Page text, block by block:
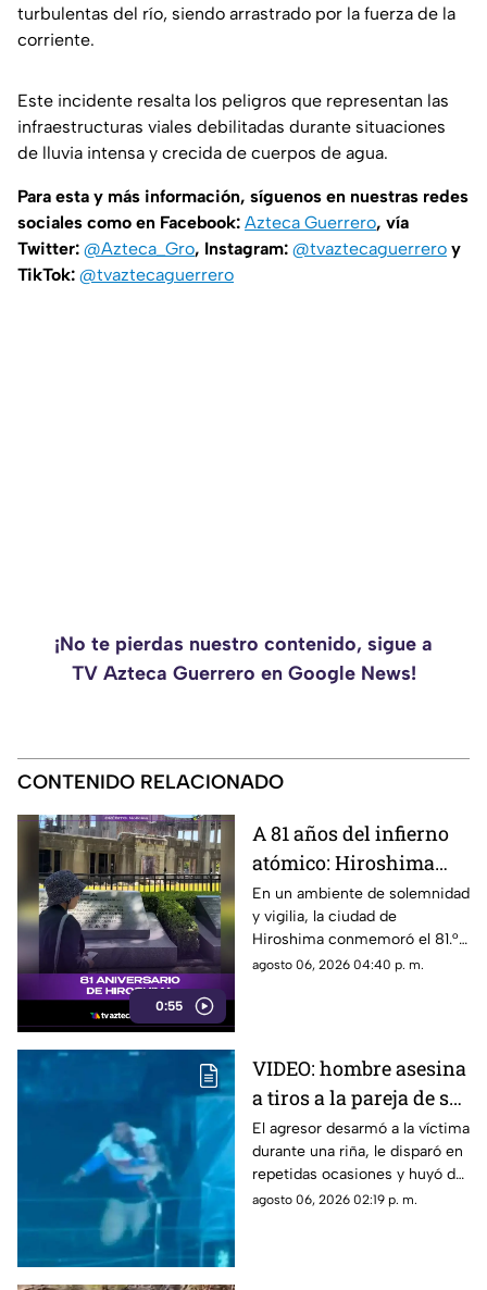
turbulentas del río, siendo arrastrado por la fuerza de la
corriente.
Este incidente resalta los peligros que representan las
infraestructuras viales debilitadas durante situaciones
de lluvia intensa y crecida de cuerpos de agua.
Para esta y más información, síguenos en nuestras redes
sociales como en Facebook: Azteca Guerrero, vía
Twitter: @Azteca_Gro, Instagram: @tvaztecaguerrero y
TikTok: @tvaztecaguerrero
¡No te pierdas nuestro contenido, sigue a
TV Azteca Guerrero en Google News!
CONTENIDO RELACIONADO
0:55
A 81 años del infierno
atómico: Hiroshima
exige a las potencias el
fin de la era nuclear
En un ambiente de solemnidad
y vigilia, la ciudad de
Hiroshima conmemoró el 81.°
aniversario del devastador
agosto 06, 2026 04:40 p. m.
VIDEO: hombre asesina
a tiros a la pareja de su
ex tras pelea en rodeo
El agresor desarmó a la víctima
durante una riña, le disparó en
repetidas ocasiones y huyó de
la escena.
agosto 06, 2026 02:19 p. m.